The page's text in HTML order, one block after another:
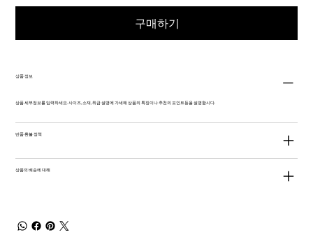
구매하기
상품 정보
상품 세부정보를 입력하세요. 사이즈, 소재, 취급 설명에 가세해 상품의 특징이나 추천의 포인트등을 설명합시다.
반품·환불 정책
상품의 배송에 대해